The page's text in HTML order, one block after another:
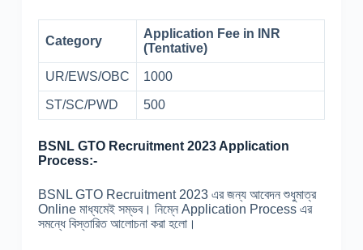
Category
Application Fee in INR
(Tentative)
UR/EWS/OBC 1000
ST/SC/PWD 500
BSNL GTO Recruitment 2023 Application
Process:-
BSNL GTO Recruitment 2023 এর জন্য আবেদন শুধুমাত্র
Online মাধ্যমেই সম্ভব। নিম্নে Application Process এর
সমন্ধে বিস্তারিত আলোচনা করা হলো।